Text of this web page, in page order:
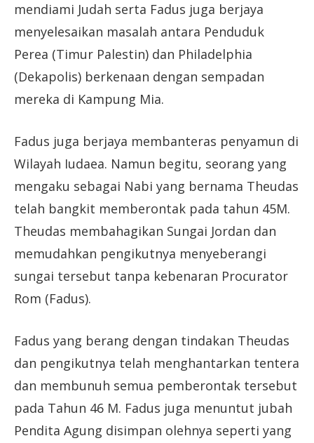
mendiami Judah serta Fadus juga berjaya
menyelesaikan masalah antara Penduduk
Perea (Timur Palestin) dan Philadelphia
(Dekapolis) berkenaan dengan sempadan
mereka di Kampung Mia.
Fadus juga berjaya membanteras penyamun di
Wilayah Iudaea. Namun begitu, seorang yang
mengaku sebagai Nabi yang bernama Theudas
telah bangkit memberontak pada tahun 45M.
Theudas membahagikan Sungai Jordan dan
memudahkan pengikutnya menyeberangi
sungai tersebut tanpa kebenaran Procurator
Rom (Fadus).
Fadus yang berang dengan tindakan Theudas
dan pengikutnya telah menghantarkan tentera
dan membunuh semua pemberontak tersebut
pada Tahun 46 M. Fadus juga menuntut jubah
Pendita Agung disimpan olehnya seperti yang